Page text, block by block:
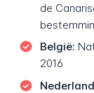
de
België:
2016